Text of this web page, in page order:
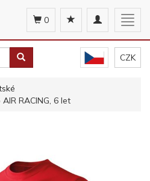
Toggle
navigation
0
CZK
RACING, 6 let